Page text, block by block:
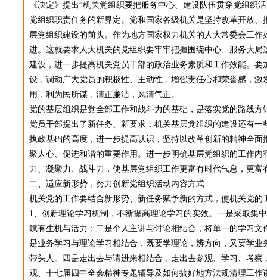
《决定》提出“机关党组织要把服务中心、建设队伍贯穿党组
党组织职责任务的新界定。党和国家各级机关是坚持改革开放
层党组织建设的前头。作为地方国家权力机关的人大常委会工
进。这就要求人大机关的党组织要牢牢把握围绕中心、服务大
建设，进一步提高机关党员干部的政治业务素质和工作效能。
设，调动广大党员的积极性、主动性，增强责任心和荣誉感，
用，利为民所谋，清正廉洁，风清气正。
党的基层组织是党全部工作和战斗力的基础，是落实党的路线
党员干部提出了新任务、新要求，机关基层党组织的建设还有
执政基础的高度，进一步提高认识，坚持以改革创新的精神全
聚人心、促进和谐的重要作用。进一步明确基层党组织的工作
力、凝聚力、战斗力，使基层党组织工作更富有时代气息，更富
二、适应新形势，努力创新党组织活动内容方式
机关党的工作要结合新形势、新任务赋予新的方式，使机关党
1、创新理论学习机制，不断提高理论学习的实效。一是采取集
赋有生机与活力；二是个人主讲与讨论相结合，将单一的学习
是业务学习与理论学习相结合，既要学理论，辨方向，又要学
带头人。四是走出去与请进来相结合，走出去参观、学习、考
观、十七届四中全会精神专题辅导及如何搞好地方法规清理工